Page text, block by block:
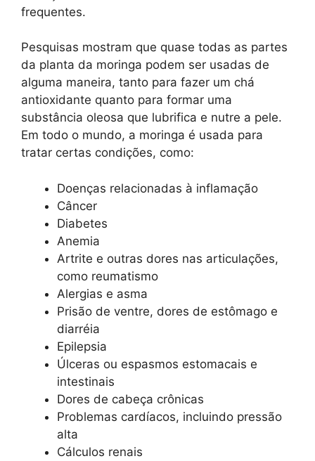
frequentes.
Pesquisas mostram que quase todas as partes
da planta da moringa podem ser usadas de
alguma maneira, tanto para fazer um chá
antioxidante quanto para formar uma
substância oleosa que lubrifica e nutre a pele.
Em todo o mundo, a moringa é usada para
tratar certas condições, como:
Doenças relacionadas à inflamação
Câncer
Diabetes
Anemia
Artrite e outras dores nas articulações,
como reumatismo
Alergias e asma
Prisão de ventre, dores de estômago e
diarréia
Epilepsia
Úlceras ou espasmos estomacais e
intestinais
Dores de cabeça crônicas
Problemas cardíacos, incluindo pressão
alta
Cálculos renais